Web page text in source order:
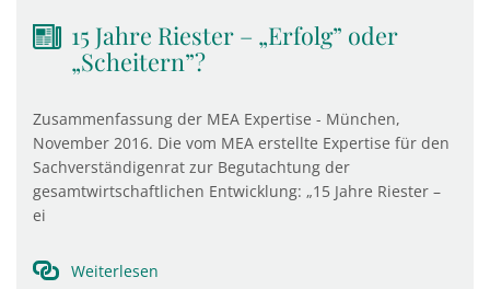
15 Jahre Riester – „Erfolg” oder
„Scheitern”?
Zusammenfassung der MEA Expertise - München,
November 2016. Die vom MEA erstellte Expertise für den
Sachverständigenrat zur Begutachtung der
gesamtwirtschaftlichen Entwicklung: „15 Jahre Riester –
ei
Weiterlesen